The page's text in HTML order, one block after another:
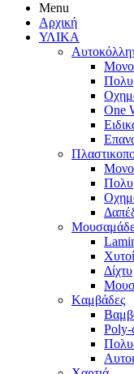
Menu
Αρχική
ΥΛΙΚΑ
One
Δίχτυ
Kαμβάδες
Poly-